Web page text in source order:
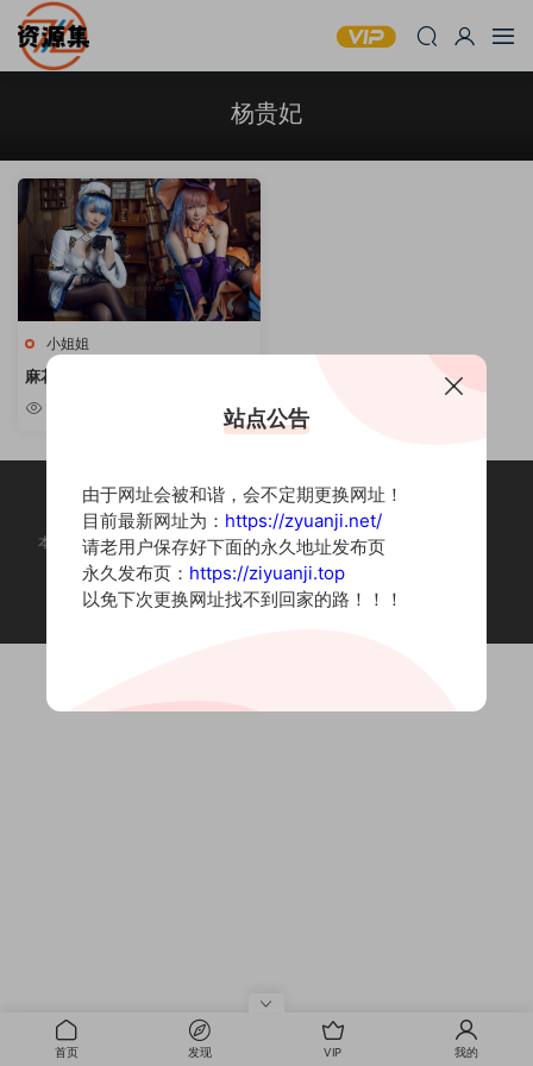
杨贵妃
小姐姐
麻花麻花酱 – COSPLAY写真精选
[持续更新]
本站为摄影写真图片网站，内容来自网络收集整理，仅作个人学习使用。
如有违法内容请联系删除
Copyright © 2022 资源集
首页 发现 VIP 我的
站点公告
由于网址会被和谐，会不定期更换网址！
目前最新网址为： https://zyuanji.net/
请老用户保存好下面的永久地址发布页
永久发布页： https://ziyuanji.top
以免下次更换网址找不到回家的路！！！